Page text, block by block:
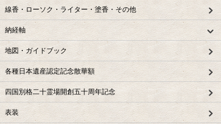
線香・ローソク・ライター・塗香・その他
納経軸
地図・ガイドブック
各種日本遺産認定記念散華額
四国別格二十霊場開創五十周年記念
表装